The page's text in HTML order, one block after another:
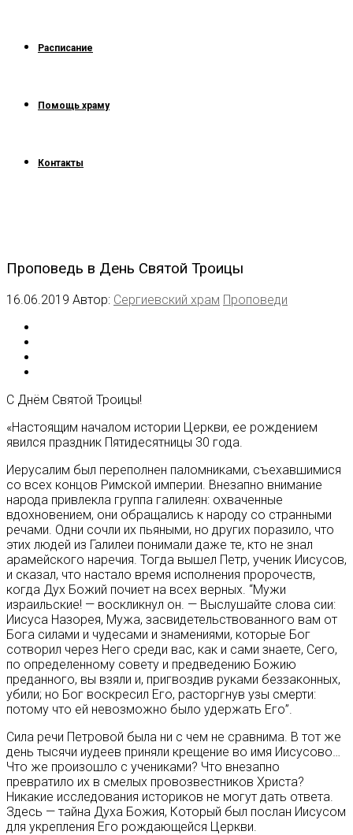
Расписание
Помощь храму
Контакты
Проповедь в День Святой Троицы
16.06.2019 Автор: Сергиевский храм Проповеди
С Днём Святой Троицы!
«Настоящим началом истории Церкви, ее рождением
явился праздник Пятидесятницы 30 года.
Иерусалим был переполнен паломниками, съехавшимися
со всех концов Римской империи. Внезапно внимание
народа привлекла группа галилеян: охваченные
вдохновением, они обращались к народу со странными
речами. Одни сочли их пьяными, но других поразило, что
этих людей из Галилеи понимали даже те, кто не знал
арамейского наречия. Тогда вышел Петр, ученик Иисусов,
и сказал, что настало время исполнения пророчеств,
когда Дух Божий почиет на всех верных. “Мужи
израильские! — воскликнул он. — Выслушайте слова сии:
Иисуса Назорея, Мужа, засвидетельствованного вам от
Бога силами и чудесами и знамениями, которые Бог
сотворил через Него среди вас, как и сами знаете, Сего,
по определенному совету и предведению Божию
преданного, вы взяли и, пригвоздив руками беззаконных,
убили; но Бог воскресил Его, расторгнув узы смерти:
потому что ей невозможно было удержать Его”.
Сила речи Петровой была ни с чем не сравнима. В тот же
день тысячи иудеев приняли крещение во имя Иисусово…
Что же произошло с учениками? Что внезапно
превратило их в смелых провозвестников Христа?
Никакие исследования историков не могут дать ответа.
Здесь — тайна Духа Божия, Который был послан Иисусом
для укрепления Его рождающейся Церкви.